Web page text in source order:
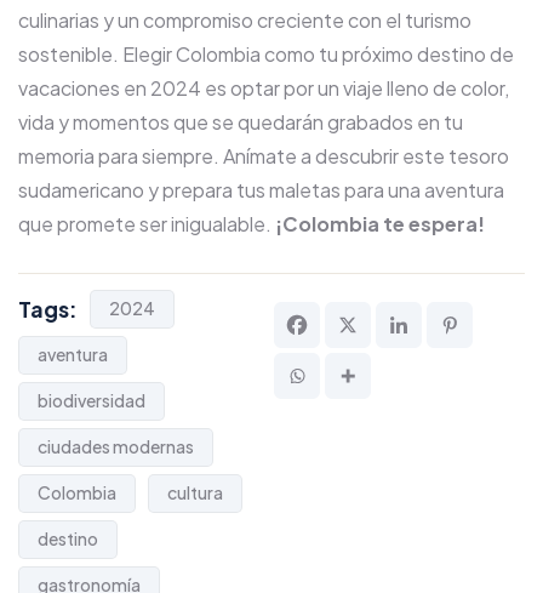
culinarias y un compromiso creciente con el turismo
sostenible. Elegir Colombia como tu próximo destino de
vacaciones en 2024 es optar por un viaje lleno de color,
vida y momentos que se quedarán grabados en tu
memoria para siempre. Anímate a descubrir este tesoro
sudamericano y prepara tus maletas para una aventura
que promete ser inigualable. ¡Colombia te espera!
Tags: 2024
aventura
biodiversidad
ciudades modernas
Colombia cultura
destino
gastronomía